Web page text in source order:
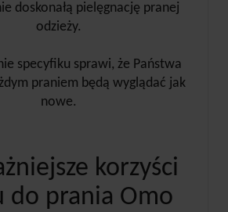
doskonałą pielęgnację pranej
odzieży.
specyfiku sprawi, że Państwa
praniem będą wyglądać jak
nowe.
korzyści
do prania Omo